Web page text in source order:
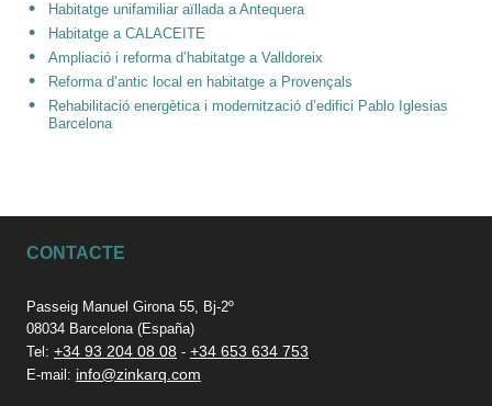
Habitatge unifamiliar aïllada a Antequera
Habitatge a CALACEITE
Ampliació i reforma d’habitatge a Valldoreix
Reforma d’antic local en habitatge a Provençals
Rehabilitació energètica i modernització d’edifici Pablo Iglesias
Barcelona
CONTACTE
Passeig Manuel Girona 55, Bj-2º
08034 Barcelona (España)
Tel: +34 93 204 08 08 - +34 653 634 753
E-mail: info@zinkarq.com